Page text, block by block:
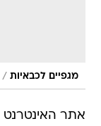
מגפיים לכבאיות /